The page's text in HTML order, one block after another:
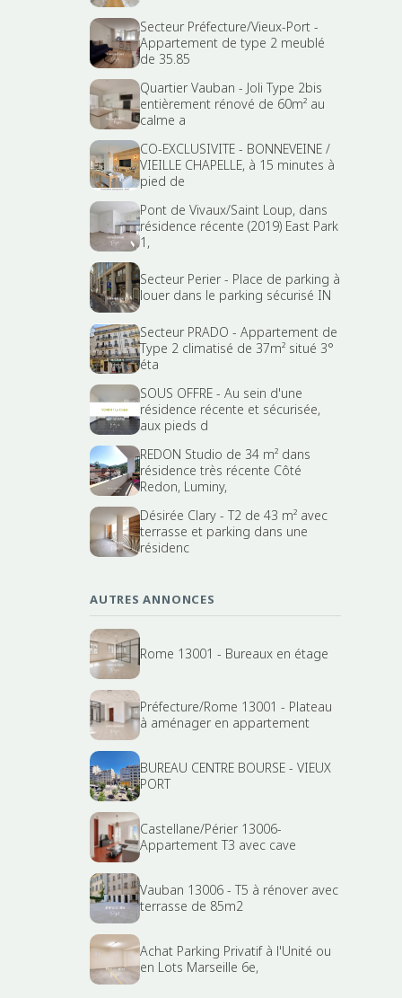
Secteur Préfecture/Vieux-Port -
Appartement de type 2 meublé
de 35.85
Quartier Vauban - Joli Type 2bis
entièrement rénové de 60m² au
calme a
CO-EXCLUSIVITE - BONNEVEINE /
VIEILLE CHAPELLE, à 15 minutes à
pied de
Pont de Vivaux/Saint Loup, dans
résidence récente (2019) East Park
1,
Secteur Perier - Place de parking à
louer dans le parking sécurisé IN
Secteur PRADO - Appartement de
Type 2 climatisé de 37m² situé 3°
éta
SOUS OFFRE - Au sein d'une
résidence récente et sécurisée,
aux pieds d
REDON Studio de 34 m² dans
résidence très récente Côté
Redon, Luminy,
Désirée Clary - T2 de 43 m² avec
terrasse et parking dans une
résidenc
AUTRES ANNONCES
Rome 13001 - Bureaux en étage
Préfecture/Rome 13001 - Plateau
à aménager en appartement
BUREAU CENTRE BOURSE - VIEUX
PORT
Castellane/Périer 13006-
Appartement T3 avec cave
Vauban 13006 - T5 à rénover avec
terrasse de 85m2
Achat Parking Privatif à l'Unité ou
en Lots Marseille 6e,